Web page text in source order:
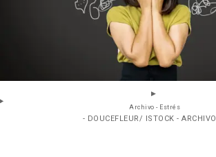
Archivo - Estrés
- DOUCEFLEUR/ ISTOCK - ARCHIVO